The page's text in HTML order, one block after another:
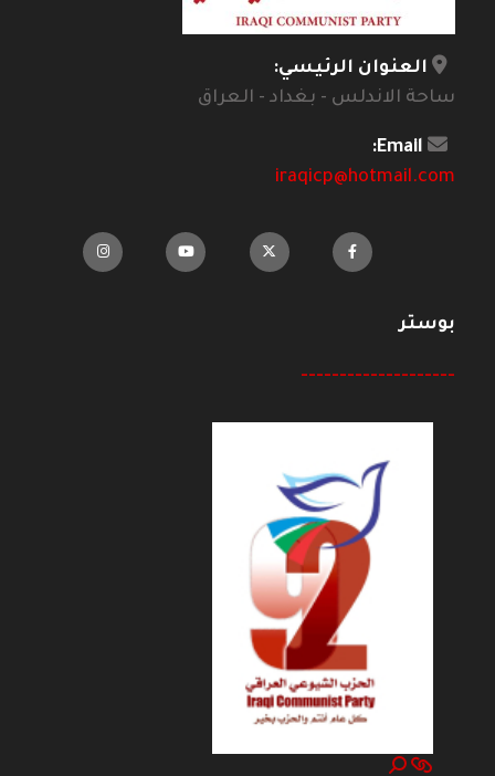
العنوان الرئيسي:
ساحة الاندلس - بغداد - العراق
Email:
iraqicp@hotmail.com
بوستر
--------------------